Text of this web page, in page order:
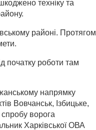
техніку та
районі. Протягом
початку роботи там
напрямку
Вовчанськ, Ізбицьке,
ворога
Харківської ОВА